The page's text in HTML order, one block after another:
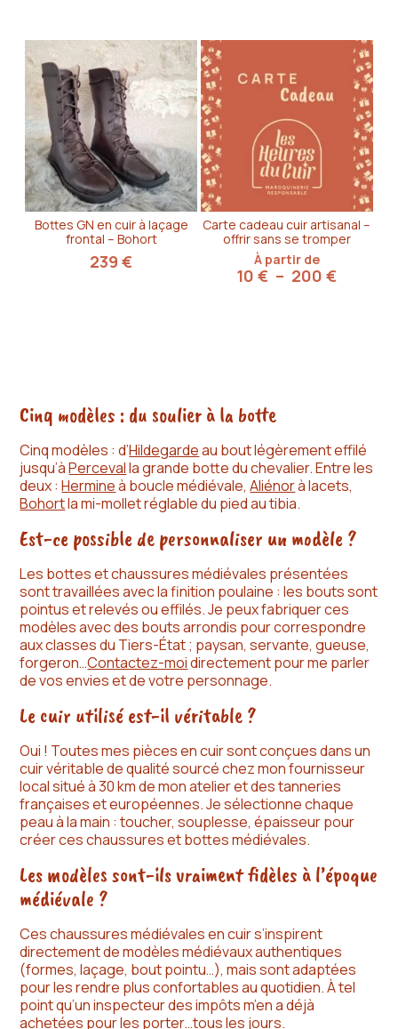
Bottes GN en cuir à laçage
frontal – Bohort
239€
Carte cadeau cuir artisanal –
offrir sans se tromper
À partir de
10€ – 200€Plage
Cinq modèles : du soulier à la botte
Cinq modèles : d’Hildegardeau bout légèrement effilé
jusqu’àPercevalla grande botte du chevalier. Entre les
deux :Hermineà boucle médiévale,Aliénorà lacets,
Bohortla mi-mollet réglable du pied au tibia.
Est-ce possible de personnaliser un modèle ?
Les bottes et chaussures médiévales présentées
sont travaillées avec la finition poulaine : les bouts sont
pointus et relevés ou effilés. Je peux fabriquer ces
modèles avec des bouts arrondis pour correspondre
aux classes du Tiers-État ; paysan, servante, gueuse,
forgeron…Contactez-moidirectement pour me parler
de vos envies et de votre personnage.
Le cuir utilisé est-il véritable ?
Oui ! Toutes mes pièces en cuir sont conçues dans un
cuir véritable de qualité sourcé chez mon fournisseur
local situé à 30 km de mon atelier et des tanneries
françaises et européennes. Je sélectionne chaque
peau à la main : toucher, souplesse, épaisseur pour
créer ces chaussures et bottes médiévales.
Les modèles sont-ils vraiment fidèles à l’époque
médiévale ?
Ces chaussures médiévales en cuir s’inspirent
directement de modèles médiévaux authentiques
(formes, laçage, bout pointu…), mais sont adaptées
pour les rendre plus confortables au quotidien. À tel
point qu’un inspecteur des impôts m’en a déjà
achetées pour les porter…tous les jours.